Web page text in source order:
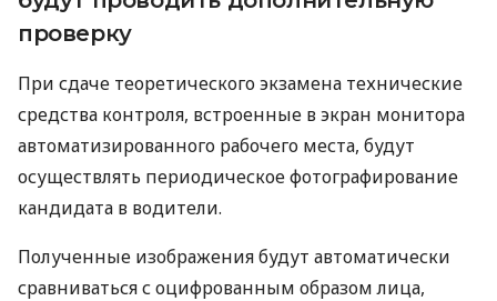
проверку
При сдаче теоретического экзамена технические
средства контроля, встроенные в экран монитора
автоматизированного рабочего места, будут
осуществлять периодическое фотографирование
кандидата в водители.
Полученные изображения будут автоматически
сравниваться с оцифрованным образом лица,